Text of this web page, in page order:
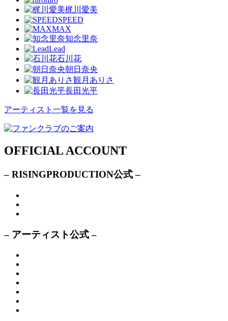
梶川愛美
SPEED
MAX
知念里奈
Lead
石川花
朝日奈央
観月ありさ
長田光平
アーティスト一覧を見る
OFFICIAL ACCOUNT
– RISINGPRODUCTION公式 –
– アーティスト公式 –